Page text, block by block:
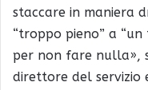
staccare in maniera
“troppo pieno” a
per non fare nulla»,
direttore del servizio